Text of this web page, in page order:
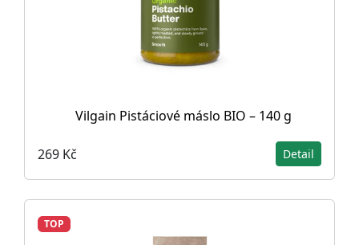
Vilgain Pistáciové máslo BIO – 140 g
269 Kč Detail
TOP